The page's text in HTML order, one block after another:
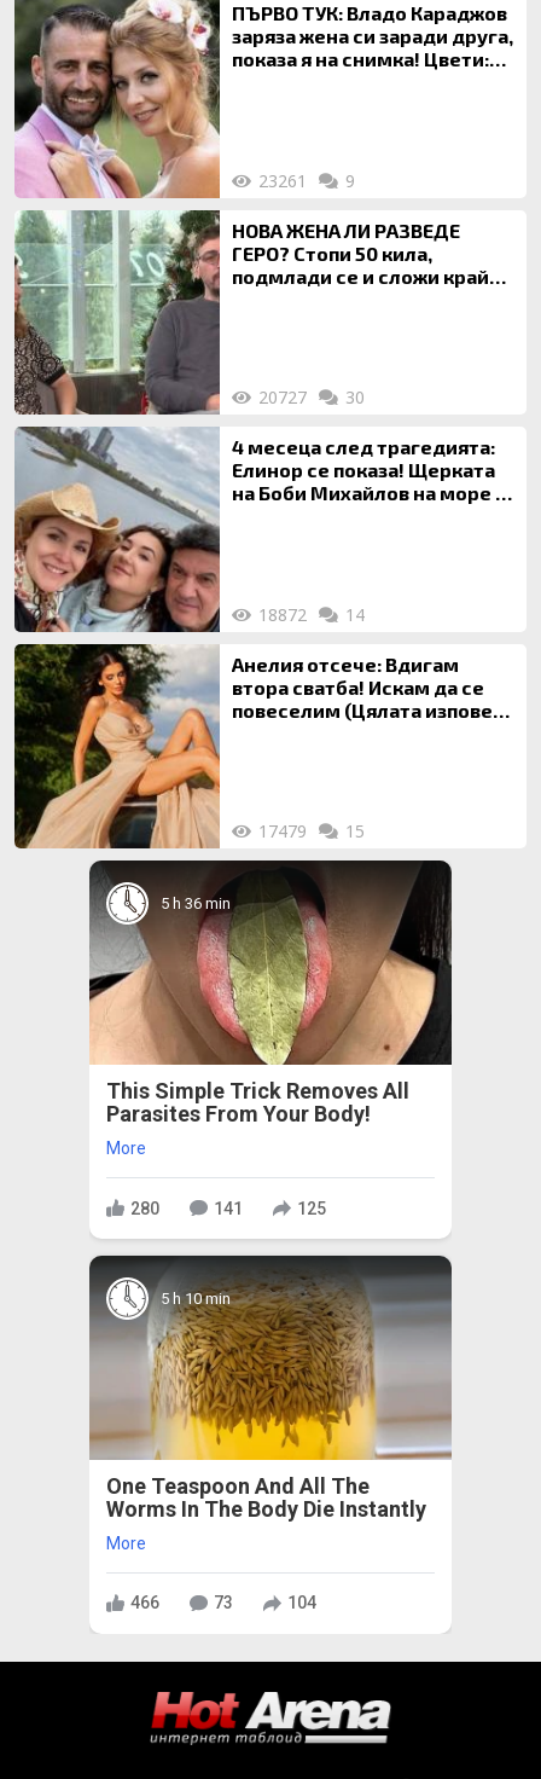
ПЪРВО ТУК: Владо Караджов
заряза жена си заради друга,
показа я на снимка! Цвети:
23261 9
НОВА ЖЕНА ЛИ РАЗВЕДЕ
ГЕРО? Стопи 50 кила,
подмлади се и сложи край
20727 30
4 месеца след трагедията:
Елинор се показа! Щерката
на Боби Михайлов на море с
18872 14
Анелия отсече: Вдигам
втора сватба! Искам да се
повеселим (Цялата изповед
17479 15
5 h 36 min
This Simple Trick Removes All
Parasites From Your Body!
More
280 141 125
5 h 10 min
One Teaspoon And All The
Worms In The Body Die Instantly
More
466 73 104